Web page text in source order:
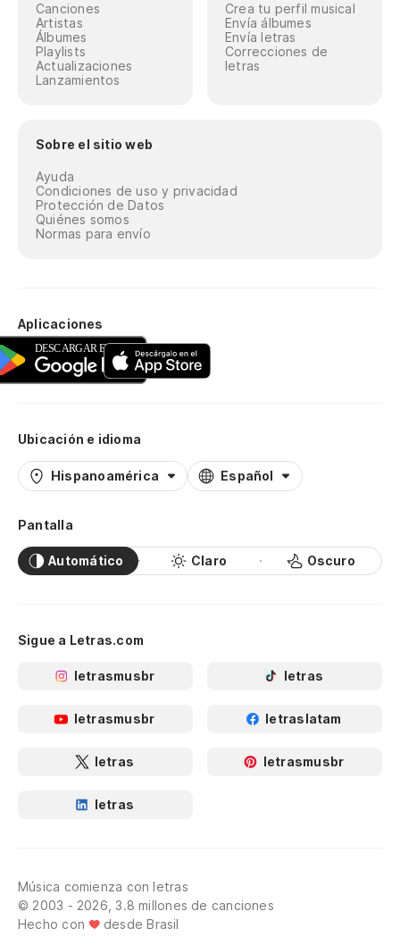
Canciones
Artistas
Álbumes
Playlists
Actualizaciones
Lanzamientos
Crea tu perfil musical
Envía álbumes
Envía letras
Correcciones de
letras
Sobre el sitio web
Ayuda
Condiciones de uso y privacidad
Protección de Datos
Quiénes somos
Normas para envío
Aplicaciones
Ubicación e idioma
Hispanoamérica Español
Pantalla
Automático Claro Oscuro
Sigue a Letras.com
letrasmusbr letras
letrasmusbr letraslatam
letras letrasmusbr
letras
Música comienza con letras
© 2003 - 2026, 3.8 millones de canciones
Hecho con
desde Brasil